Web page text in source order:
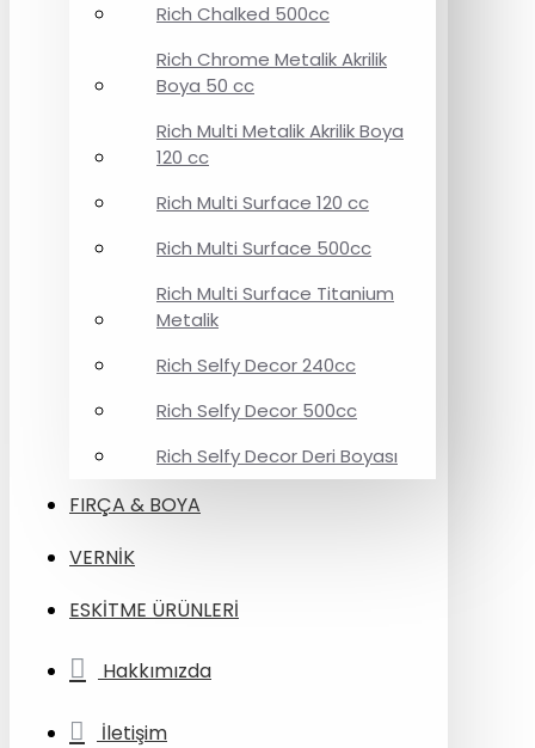
Rich Chalked 500cc
Rich Chrome Metalik Akrilik
Boya 50 cc
Rich Multi Metalik Akrilik Boya
120 cc
Rich Multi Surface 120 cc
Rich Multi Surface 500cc
Rich Multi Surface Titanium
Metalik
Rich Selfy Decor 240cc
Rich Selfy Decor 500cc
Rich Selfy Decor Deri Boyası
FIRÇA & BOYA
VERNİK
ESKİTME ÜRÜNLERİ
Hakkımızda
İletişim